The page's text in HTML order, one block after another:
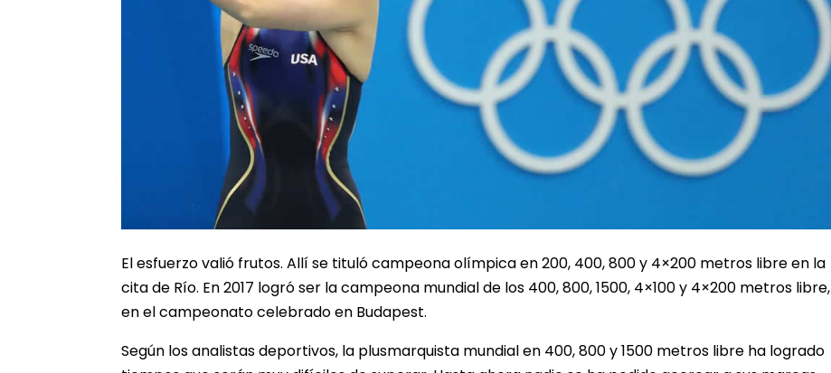
El esfuerzo valió frutos. Allí se tituló campeona olímpica en 200, 400, 800 y 4×200 metros libre en la
cita de Río. En 2017 logró ser la campeona mundial de los 400, 800, 1500, 4×100 y 4×200 metros libre,
en el campeonato celebrado en Budapest.
Según los analistas deportivos, la plusmarquista mundial en 400, 800 y 1500 metros libre ha logrado